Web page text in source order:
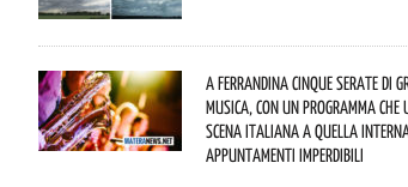
A Ferrandina cinque serate di
musica, con un programma che
scena italiana a quella
appuntamenti imperdibili